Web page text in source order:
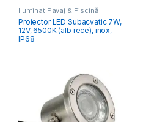
Iluminat Pavaj & Piscină
Proiector LED Subacvatic 7W,
12V, 6500K (alb rece), inox,
IP68